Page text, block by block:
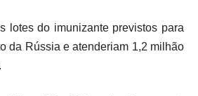
lotes do imunizante previstos para
da Rússia e atenderiam 1,2 milhão